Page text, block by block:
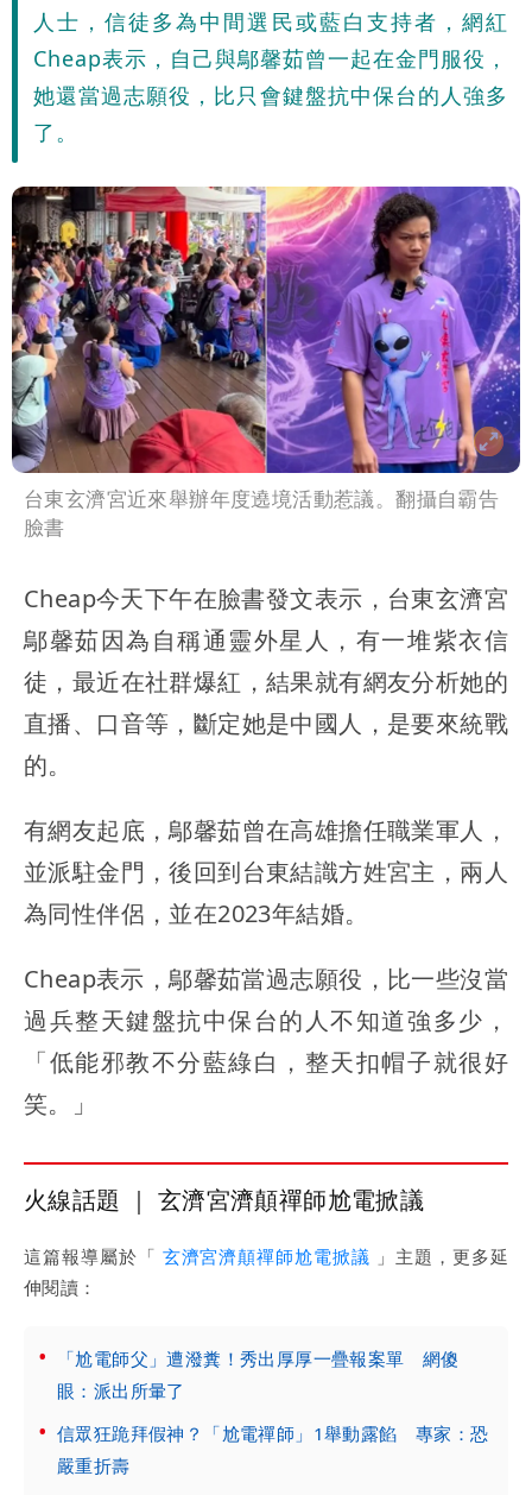
人士，信徒多為中間選民或藍白支持者，網紅
Cheap表示，自己與鄔馨茹曾一起在金門服役，
她還當過志願役，比只會鍵盤抗中保台的人強多
了。
台東玄濟宮近來舉辦年度遶境活動惹議。翻攝自霸告
臉書
Cheap今天下午在臉書發文表示，台東玄濟宮
鄔馨茹因為自稱通靈外星人，有一堆紫衣信
徒，最近在社群爆紅，結果就有網友分析她的
直播、口音等，斷定她是中國人，是要來統戰
的。
有網友起底，鄔馨茹曾在高雄擔任職業軍人，
並派駐金門，後回到台東結識方姓宮主，兩人
為同性伴侶，並在2023年結婚。
Cheap表示，鄔馨茹當過志願役，比一些沒當
過兵整天鍵盤抗中保台的人不知道強多少，
「低能邪教不分藍綠白，整天扣帽子就很好
笑。」
火線話題 ｜ 玄濟宮濟顛禪師尬電掀議
這篇報導屬於「 玄濟宮濟顛禪師尬電掀議 」主題，更多延
伸閱讀：
「尬電師父」遭潑糞！秀出厚厚一疊報案單 網傻
眼：派出所暈了
信眾狂跪拜假神？「尬電禪師」1舉動露餡 專家：恐
嚴重折壽